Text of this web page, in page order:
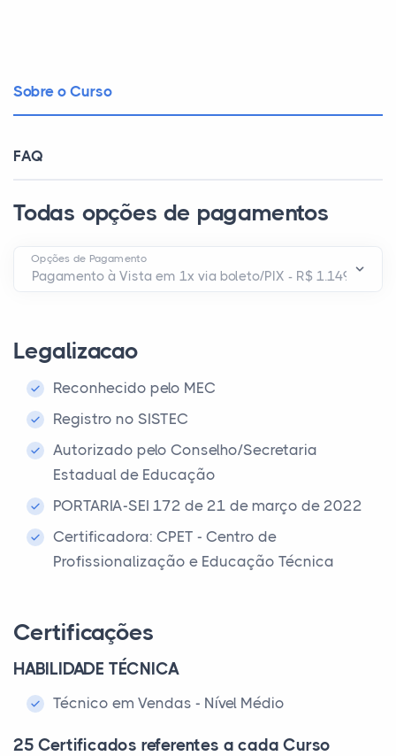
Sobre o Curso
FAQ
Todas opções de pagamentos
Opções de Pagamento
Legalizacao
Reconhecido pelo MEC
Registro no SISTEC
Autorizado pelo Conselho/Secretaria
Estadual de Educação
PORTARIA-SEI 172 de 21 de março de 2022
Certificadora: CPET - Centro de
Profissionalização e Educação Técnica
Certificações
HABILIDADE TÉCNICA
Técnico em Vendas - Nível Médio
25 Certificados referentes a cada Curso